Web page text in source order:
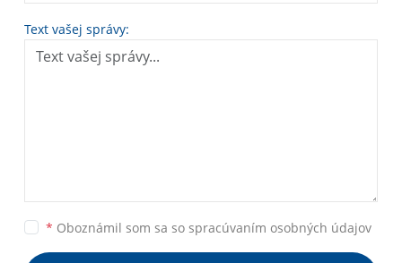
Text vašej správy:
* Oboznámil som sa so spracúvaním osobných údajov